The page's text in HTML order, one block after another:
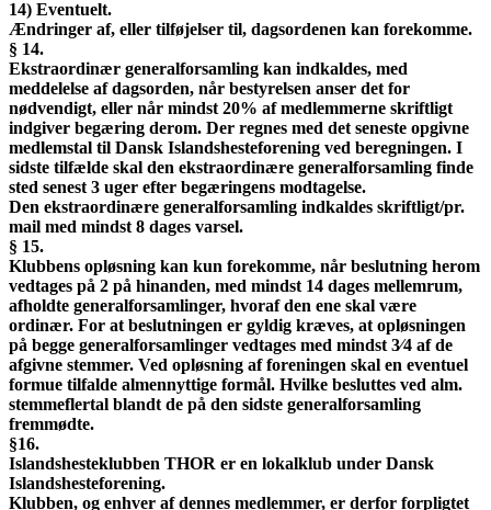
14) Eventuelt.
Ændringer af, eller tilføjelser til, dagsordenen kan forekomme.
§ 14.
Ekstraordinær generalforsamling kan indkaldes, med
meddelelse af dagsorden, når bestyrelsen anser det for
nødvendigt, eller når mindst 20% af medlemmerne skriftligt
indgiver begæring derom. Der regnes med det seneste opgivne
medlemstal til Dansk Islandshesteforening ved beregningen. I
sidste tilfælde skal den ekstraordinære generalforsamling finde
sted senest 3 uger efter begæringens modtagelse.
Den ekstraordinære generalforsamling indkaldes skriftligt/pr.
mail med mindst 8 dages varsel.
§ 15.
Klubbens opløsning kan kun forekomme, når beslutning herom
vedtages på 2 på hinanden, med mindst 14 dages mellemrum,
afholdte generalforsamlinger, hvoraf den ene skal være
ordinær. For at beslutningen er gyldig kræves, at opløsningen
på begge generalforsamlinger vedtages med mindst 3⁄4 af de
afgivne stemmer. Ved opløsning af foreningen skal en eventuel
formue tilfalde almennyttige formål. Hvilke besluttes ved alm.
stemmeflertal blandt de på den sidste generalforsamling
fremmødte.
§16.
Islandshesteklubben THOR er en lokalklub under Dansk
Islandshesteforening.
Klubben, og enhver af dennes medlemmer, er derfor forpligtet